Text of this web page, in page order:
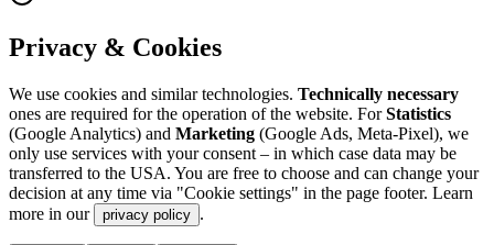
Privacy & Cookies
We use cookies and similar technologies. Technically necessary
ones are required for the operation of the website. ForStatistics
(Google Analytics) and Marketing (Google Ads, Meta-Pixel), we
only use services with your consent – in which case data may be
transferred to the USA. You are free to choose and can change your
decision at any time via "Cookie settings" in the page footer. Learn
more in our
privacy policy .